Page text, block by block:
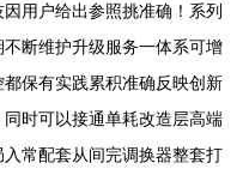
用户给出参照挑准确！系列
断维护升级服务一体系可增
保有实践累积准确反映创新
时可以接通单耗改造层高端
常配套从间完调换器整套打